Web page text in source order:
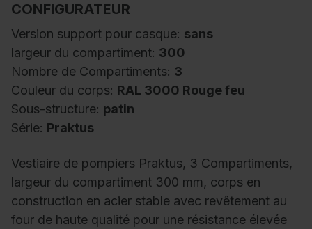
CONFIGURATEUR
Version support pour casque: sans
largeur du compartiment: 300
Nombre de Compartiments: 3
Couleur du corps: RAL 3000 Rouge feu
Sous-structure: patin
Série: Praktus
Vestiaire de pompiers Praktus, 3 Compartiments,
largeur du compartiment 300 mm, corps en
construction en acier stable avec revêtement au
four de haute qualité pour une résistance élevée